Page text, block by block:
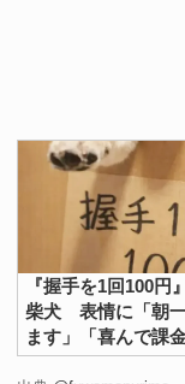
『握手を1回100円
柴犬 表情に「朝
ます」「喜んで課